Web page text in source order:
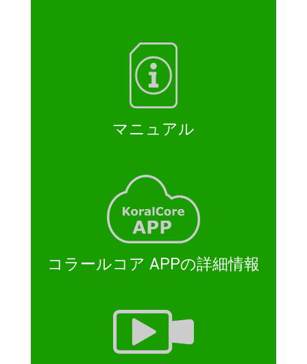
マニュアル
コラールコア APPの詳細情報